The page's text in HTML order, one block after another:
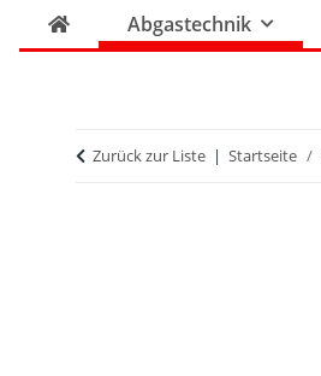
Abgastechnik
Zurück zur Liste Startseite